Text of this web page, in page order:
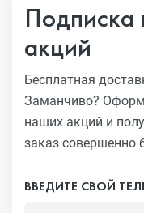
Подписка
акций
Бесплатная
Заманчиво?
наших акций и
заказ совершенно
ВВЕДИТЕ СВОЙ